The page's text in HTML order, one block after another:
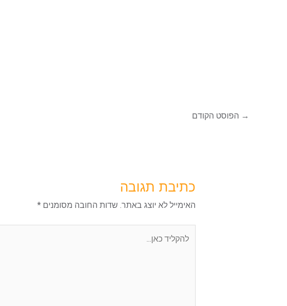
→ הפוסט הקודם
כתיבת תגובה
האימייל לא יוצג באתר. שדות החובה מסומנים *